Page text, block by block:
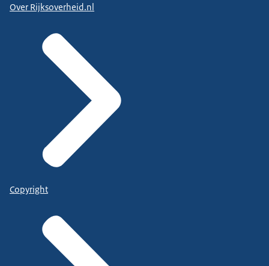
Over Rijksoverheid.nl
Copyright